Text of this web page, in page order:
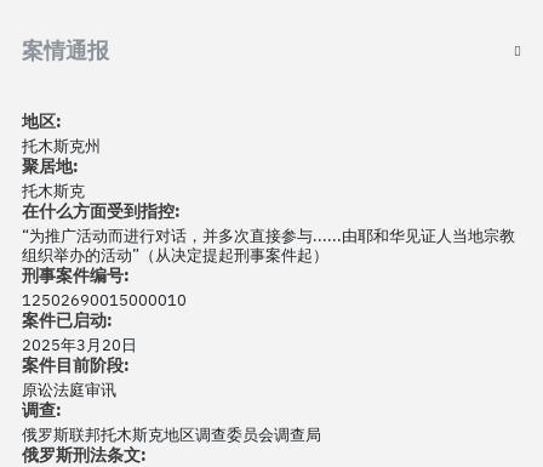
案情通报
地区:
托木斯克州
聚居地:
托木斯克
在什么方面受到指控:
“为推广活动而进行对话，并多次直接参与......由耶和华见证人当地宗教
组织举办的活动”（从决定提起刑事案件起）
刑事案件编号:
12502690015000010
案件已启动:
2025年3月20日
案件目前阶段:
原讼法庭审讯
调查:
俄罗斯联邦托木斯克地区调查委员会调查局
俄罗斯刑法条文: